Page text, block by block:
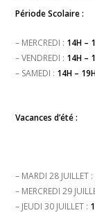
Période Scolaire :
– MERCREDI : 14H –
– VENDREDI : 14H –
– SAMEDI : 14H –
Vacances d’été :
– MARDI 28 JUILLET :
– MERCREDI 29
– JEUDI 30 JUILLET :